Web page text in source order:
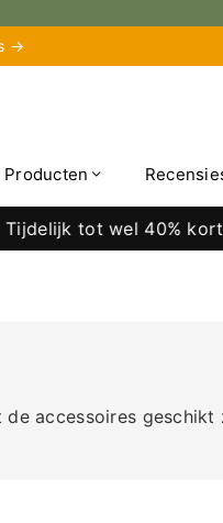
→
Producten
tot wel 40% korting op
accessoires geschikt